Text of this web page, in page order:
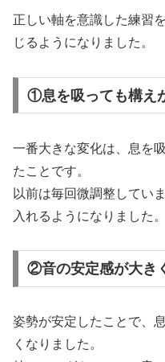
正しい軸を意識した練習
じるようになりました。
①息を吸っても構え
一番大きな変化は、息を
たことです。
以前は毎回微調整してい
入れるようになりました。
②音の安定感が大き
姿勢が安定したことで、
くなりました。